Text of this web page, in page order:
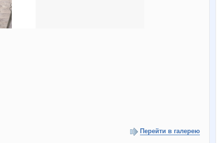
Перейти в галерею